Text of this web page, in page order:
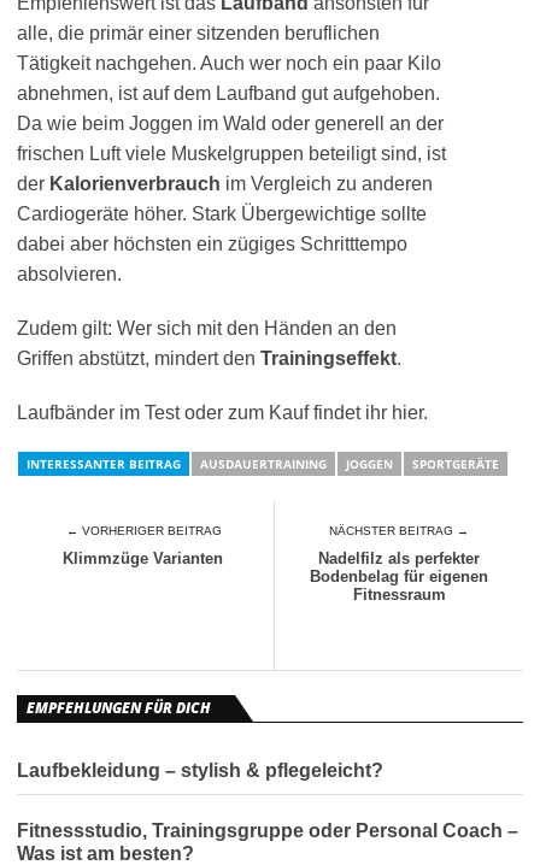
alle, die primär einer sitzenden beruflichen
Tätigkeit nachgehen. Auch wer noch ein paar Kilo
abnehmen, ist auf dem Laufband gut aufgehoben.
Da wie beim Joggen im Wald oder generell an der
frischen Luft viele Muskelgruppen beteiligt sind, ist
der Kalorienverbrauch im Vergleich zu anderen
Cardiogeräte höher. Stark Übergewichtige sollte
dabei aber höchsten ein zügiges Schritttempo
absolvieren.
Zudem gilt: Wer sich mit den Händen an den
Griffen abstützt, mindert den Trainingseffekt.
Laufbänder im Test oder zum Kauf findet ihr hier.
INTERESSANTER BEITRAG AUSDAUERTRAINING JOGGEN SPORTGERÄTE
← VORHERIGER BEITRAG
Klimmzüge Varianten
NÄCHSTER BEITRAG →
Nadelfilz als perfekter
Bodenbelag für eigenen
Fitnessraum
EMPFEHLUNGEN FÜR DICH
Laufbekleidung – stylish & pflegeleicht?
Fitnessstudio, Trainingsgruppe oder Personal Coach –
Was ist am besten?